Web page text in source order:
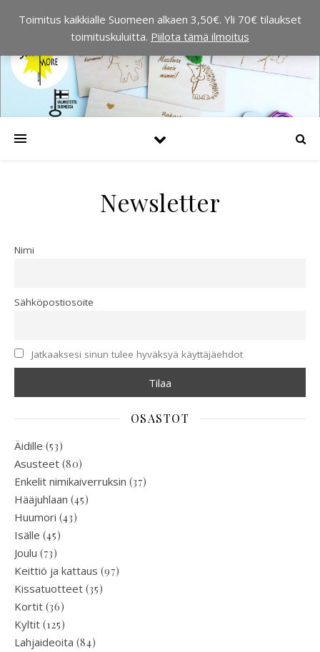
Newsletter
Nimi
Sähköpostiosoite
Jatkaaksesi sinun tulee hyväksyä käyttäjäehdot
OSASTOT
Äidille (53)
Asusteet (80)
Enkelit nimikaiverruksin (37)
Hääjuhlaan (45)
Huumori (43)
Isälle (45)
Joulu (73)
Keittiö ja kattaus (97)
Kissatuotteet (35)
Kortit (36)
Kyltit (125)
Lahjaideoita (84)
Toimitus kaikkialle Suomeen alkaen 3,50€. Yli 70€ tilaukset
toimituskuluitta. Piilota tämä ilmoitus